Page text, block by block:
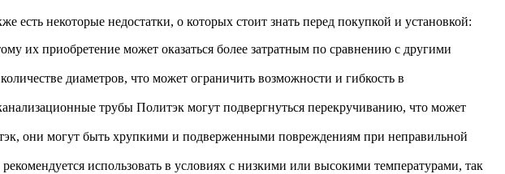
некоторые недостатки, о которых стоит знать перед покупкой и установкой:
их приобретение может оказаться более затратным по сравнению с другими
диаметров, что может ограничить возможности и гибкость в
трубы Политэк могут подвергнуться перекручиванию, что может
они могут быть хрупкими и подверженными повреждениям при неправильной
использовать в условиях с низкими или высокими температурами, так